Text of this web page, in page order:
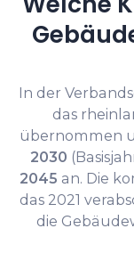
In der
das
übernommen
2030
2045 an. Die
das 2021
die